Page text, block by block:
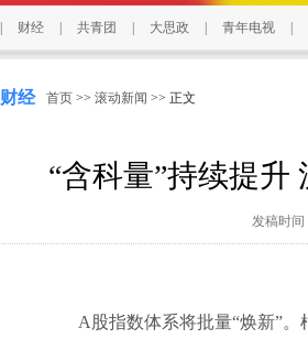
财经 共青团 大思政 青年电视
财经 首页 >> 滚动新闻 >> 正文
“含科量”持续提升
发稿时间
A股指数体系将批量“焕新”。